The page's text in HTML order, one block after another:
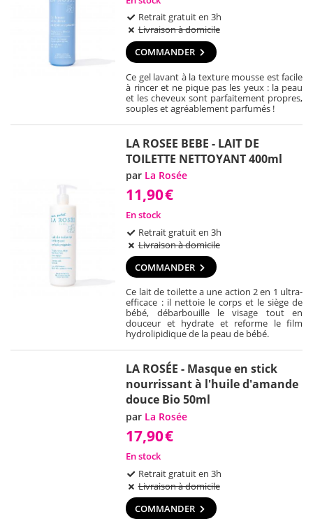
Retrait gratuit en 3h
Livraison à domicile
COMMANDER
Ce gel lavant à la texture mousse est facile
à rincer et ne pique pas les yeux : la peau
et les cheveux sont parfaitement propres,
souples et agréablement parfumés !
LA ROSEE BEBE - LAIT DE
TOILETTE NETTOYANT 400ml
par La Rosée
11,90€
En stock
Retrait gratuit en 3h
Livraison à domicile
COMMANDER
Ce lait de toilette a une action 2 en 1 ultra-
efficace : il nettoie le corps et le siège de
bébé, débarbouille le visage tout en
douceur et hydrate et reforme le film
hydrolipidique de la peau de bébé.
LA ROSÉE - Masque en stick
nourrissant à l'huile d'amande
douce Bio 50ml
par La Rosée
17,90€
En stock
Retrait gratuit en 3h
Livraison à domicile
COMMANDER